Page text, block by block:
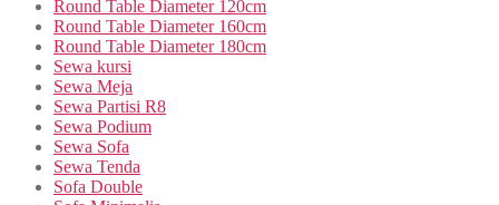
Round Table Diameter 120cm
Round Table Diameter 160cm
Round Table Diameter 180cm
Sewa kursi
Sewa Meja
Sewa Partisi R8
Sewa Podium
Sewa Sofa
Sewa Tenda
Sofa Double